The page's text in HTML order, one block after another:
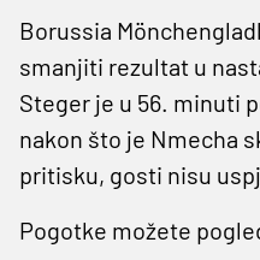
Borussia
smanjiti rezultat u
Steger je u 56. minuti
nakon što je Nmecha
pritisku, gosti nisu
Pogotke možete